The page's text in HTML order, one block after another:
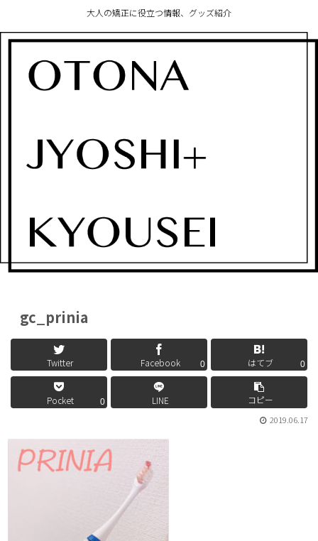
大人の矯正に役立つ情報、グッズ紹介
gc_prinia
Twitter Facebook 0 はてブ 0
Pocket 0 LINE コピー
2019.06.17